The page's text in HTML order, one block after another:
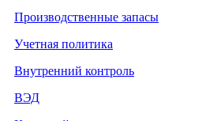
Производственные запасы
Учетная политика
Внутренний контроль
ВЭД